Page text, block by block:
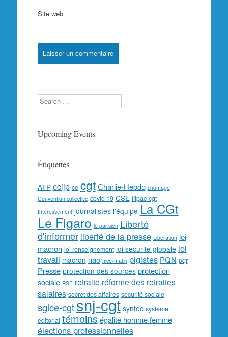
Site web
Search
Upcoming Events
Étiquettes
AFP ccijp ce cgt Charlie-Hebdo chomage
Convention collective covid 19 CSE filpac-cgt
Intéressement journalistes l'équipe La CGt
Le Figaro le parisien Liberté
d'informer liberté de la presse Libération loi
macron loi renseignement loi securite globale loi
travail macron nao nice-matin pigistes PQN pqr
Presse protection des sources protection
sociale PSE retraite réforme des retraites
salaires secret des affaires securité sociale
sglce-cgtsnj-cgt syntec systeme
éditorial témoins égalité homme femme
élections professionnelles